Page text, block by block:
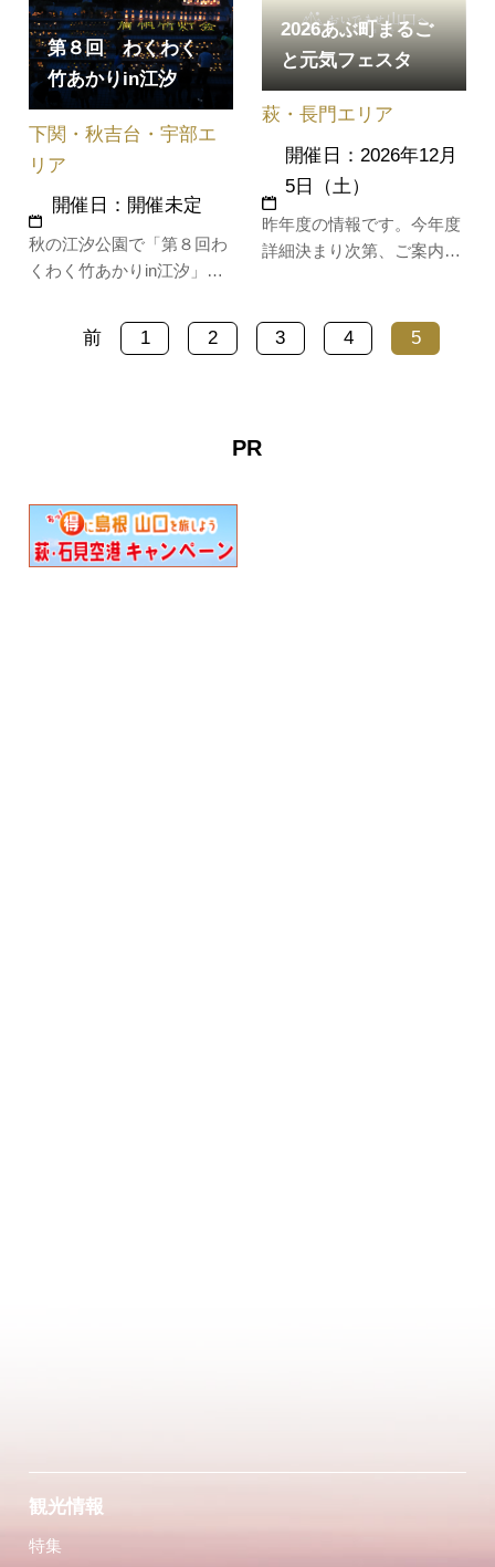
＆ハーブティをお楽しみく
ださい(朝と夕方の2部開
催)。「赤崎神社楽桟敷」は
江戸時代からある屋外劇
桟敷の中で…
が、80年代になると、シベ
リアをテーマに抽象的な表
す。人物から風景へと移っ
第８回 わくわく
竹あかりin江汐
秋の江汐公園で「第８回わ
くわく竹あかりin江汐」を
しながら和太鼓の演奏やバ
ンド演奏などのステージシ
レモニー…
下関・秋吉台・宇部エ
リア
開催日：開催未定
2026あぶ町まるご
と元気フェスタ
昨年度の情報です。今年度
詳細決まり次第、ご案内致
萩・長門エリア
開催日：2026年12月
5日（土）
前 1 2 3 4 5
観光情報
特集
PR